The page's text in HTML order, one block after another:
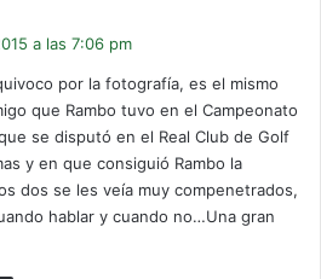
a las 7:06 pm
por la fotografía, es el mismo
que Rambo tuvo en el Campeonato
se disputó en el Real Club de Golf
y en que consiguió Rambo la
dos se les veía muy compenetrados,
hablar y cuando no…Una gran